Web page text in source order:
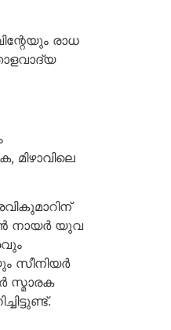
രാധ
മിഴാവിലെ
നായര്‍ യുവ
സീനിയര്‍
സ്മാരക